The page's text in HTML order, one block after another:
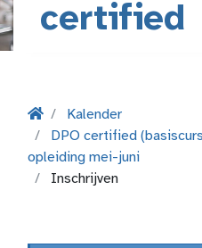
certified
Kalender
DPO certified
opleiding mei-juni
Inschrijven